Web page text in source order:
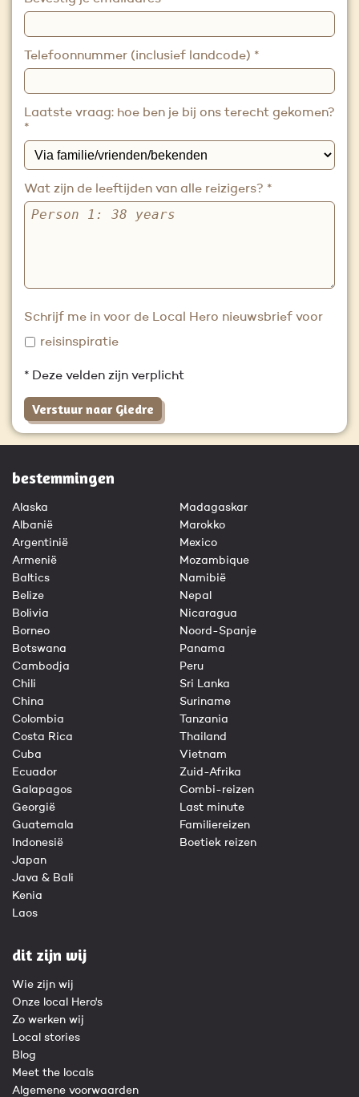
Telefoonnummer (inclusief landcode) *
Laatste vraag: hoe ben je bij ons terecht gekomen?
*
Wat zijn de leeftijden van alle reizigers? *
Schrijf me in voor de Local Hero nieuwsbrief voor
reisinspiratie
* Deze velden zijn verplicht
Verstuur naar Giedre
bestemmingen
Alaska
Albanië
Argentinië
Armenië
Baltics
Belize
Bolivia
Borneo
Botswana
Cambodja
Chili
China
Colombia
Costa Rica
Cuba
Ecuador
Galapagos
Georgië
Guatemala
Indonesië
Japan
Java & Bali
Kenia
Laos
Madagaskar
Marokko
Mexico
Mozambique
Namibië
Nepal
Nicaragua
Noord-Spanje
Panama
Peru
Sri Lanka
Suriname
Tanzania
Thailand
Vietnam
Zuid-Afrika
Combi-reizen
Last minute
Familiereizen
Boetiek reizen
dit zijn wij
Wie zijn wij
Onze local Hero's
Zo werken wij
Local stories
Blog
Meet the locals
Algemene voorwaarden